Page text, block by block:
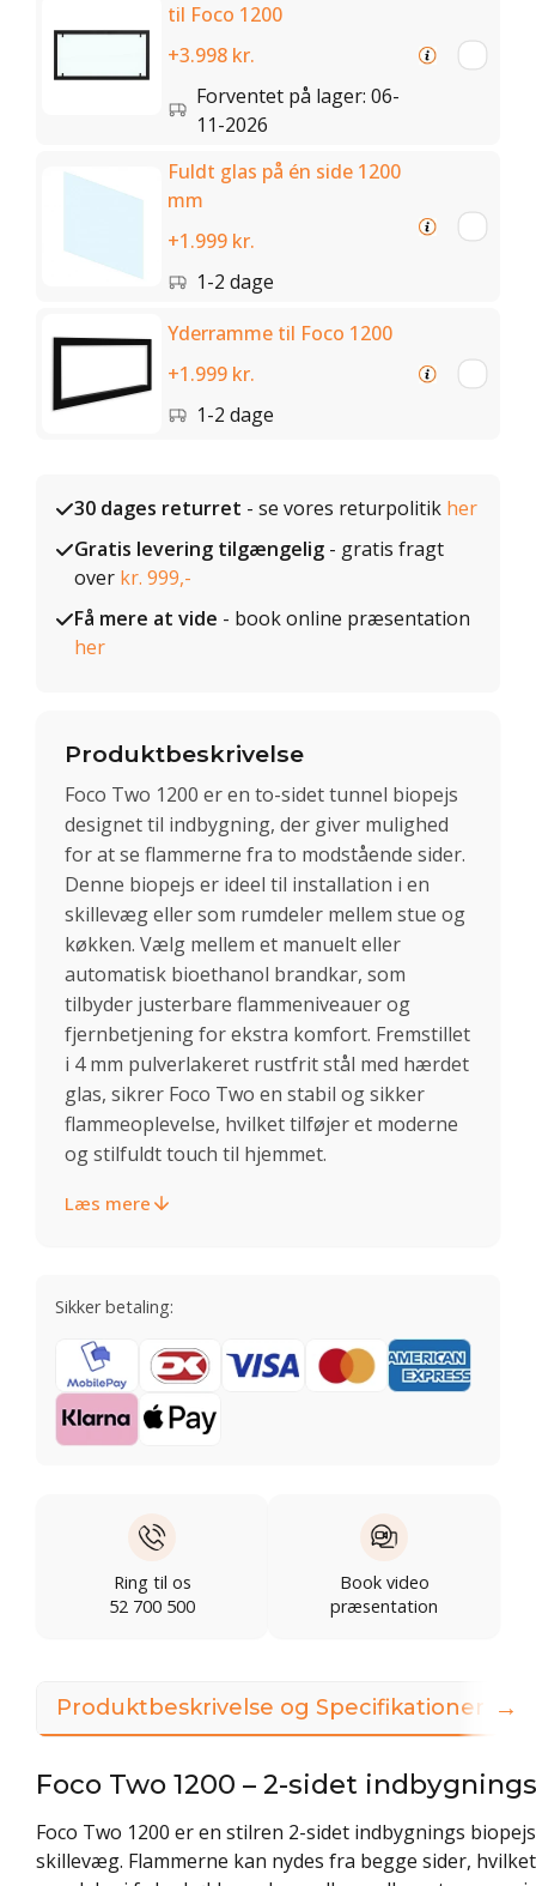
til Foco 1200
+3.998 kr.
Forventet på lager: 06-
11-2026
Fuldt glas på én side 1200
mm
+1.999 kr.
1-2 dage
Yderramme til Foco 1200
+1.999 kr.
1-2 dage
30 dages returret - se vores returpolitik her
Gratis levering tilgængelig - gratis fragt
over kr. 999,-
Få mere at vide - book online præsentation
her
Produktbeskrivelse
Foco Two 1200 er en to-sidet tunnel biopejs
designet til indbygning, der giver mulighed
for at se flammerne fra to modstående sider.
Denne biopejs er ideel til installation i en
skillevæg eller som rumdeler mellem stue og
køkken. Vælg mellem et manuelt eller
automatisk bioethanol brandkar, som
tilbyder justerbare flammeniveauer og
fjernbetjening for ekstra komfort. Fremstillet
i 4 mm pulverlakeret rustfrit stål med hærdet
glas, sikrer Foco Two en stabil og sikker
flammeoplevelse, hvilket tilføjer et moderne
og stilfuldt touch til hjemmet.
Læs mere
Sikker betaling:
Ring til os
52 700 500
Book video
præsentation
Produktbeskrivelse og Specifikationer
Foco Two 1200 – 2-sidet
Foco Two 1200 er en stilren 2-sidet indbygnings
skillevæg. Flammerne kan nydes fra begge sider,
→